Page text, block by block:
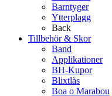
Barntyger
Ytterplagg
Back
Tillbehör & Skor
Band
Applikationer
BH-Kupor
Blixtlås
Boa o Marabou